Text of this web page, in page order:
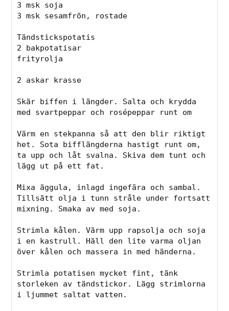
3 msk soja
3 msk sesamfrön, rostade
Tändstickspotatis
2 bakpotatisar
frityrolja
2 askar krasse
Skär biffen i längder. Salta och krydda
med svartpeppar och rosépeppar runt om
Värm en stekpanna så att den blir riktigt
het. Sota bifflängderna hastigt runt om,
ta upp och låt svalna. Skiva dem tunt och
lägg ut på ett fat.
Mixa äggula, inlagd ingefära och sambal.
Tillsätt olja i tunn stråle under fortsatt
mixning. Smaka av med soja.
Strimla kålen. Värm upp rapsolja och soja
i en kastrull. Häll den lite varma oljan
över kålen och massera in med händerna.
Strimla potatisen mycket fint, tänk
storleken av tändstickor. Lägg strimlorna
i ljummet saltat vatten.